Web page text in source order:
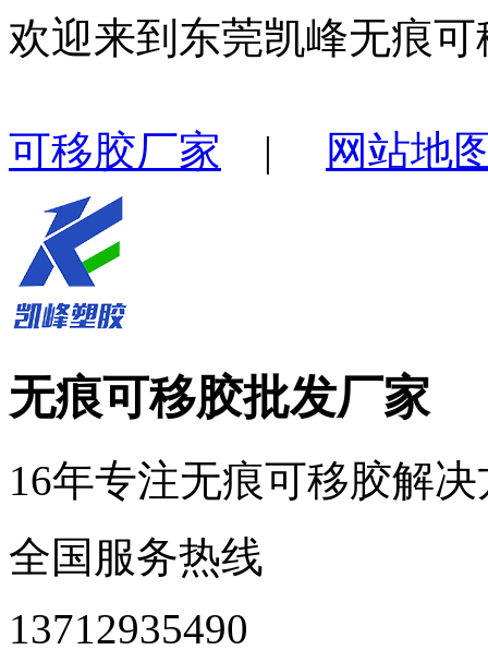
欢迎来到东莞凯峰无痕
可移胶厂家 | 网站地
无痕可移胶批发厂家
16年专注无痕可移胶解
全国服务热线
13712935490